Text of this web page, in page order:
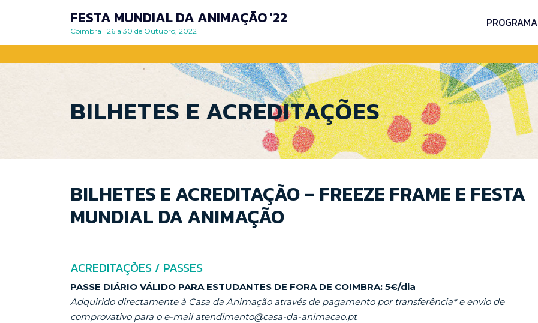
FESTA MUNDIAL DA ANIMAÇÃO '22
Coimbra | 26 a 30 de Outubro, 2022
PROGRAMA
BILHETES E ACREDITAÇÕES
BILHETES E ACREDITAÇÃO – FREEZE FRAME E FESTA
MUNDIAL DA ANIMAÇÃO
ACREDITAÇÕES / PASSES
PASSE DIÁRIO VÁLIDO PARA ESTUDANTES DE FORA DE COIMBRA: 5€/dia
Adquirido directamente à Casa da Animação através de pagamento por transferência* e envio de
comprovativo para o e-mail atendimento@casa-da-animacao.pt